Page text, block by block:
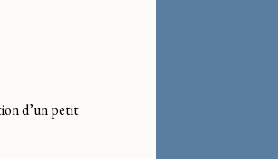
d’un petit